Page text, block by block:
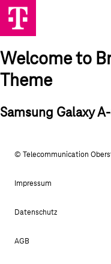
Welcome to
Theme
Samsung Galaxy
© Telecommunication
Impressum
Datenschutz
AGB